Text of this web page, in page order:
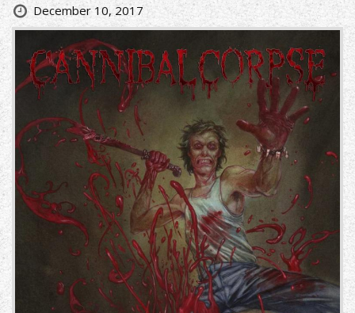
December 10, 2017